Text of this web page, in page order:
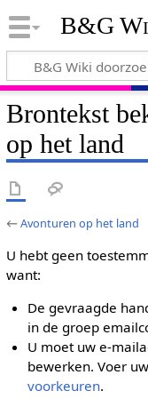
B&G
Brontekst
op het land
←Avonturen op het land
U hebt geen
want:
De gevraagde
in de groep
U moet uw e-
bewerken. Voer
voorkeuren.